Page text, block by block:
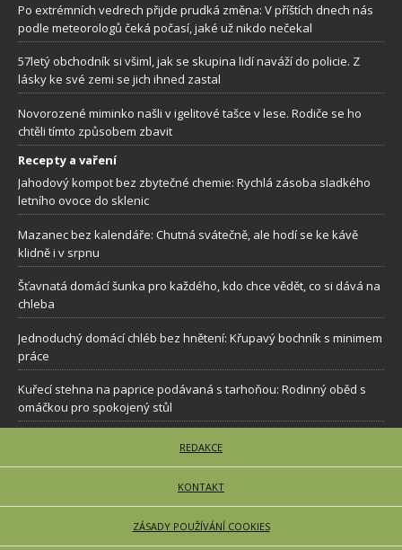
Po extrémních vedrech přijde prudká změna: V příštích dnech nás
podle meteorologů čeká počasí, jaké už nikdo nečekal
57letý obchodník si všiml, jak se skupina lidí naváží do policie. Z
lásky ke své zemi se jich ihned zastal
Novorozené miminko našli v igelitové tašce v lese. Rodiče se ho
chtěli tímto způsobem zbavit
Recepty a vaření
Jahodový kompot bez zbytečné chemie: Rychlá zásoba sladkého
letního ovoce do sklenic
Mazanec bez kalendáře: Chutná svátečně, ale hodí se ke kávě
klidně i v srpnu
Šťavnatá domácí šunka pro každého, kdo chce vědět, co si dává na
chleba
Jednoduchý domácí chléb bez hnětení: Křupavý bochník s minimem
práce
Kuřecí stehna na paprice podávaná s tarhoňou: Rodinný oběd s
omáčkou pro spokojený stůl
REDAKCE
KONTAKT
ZÁSADY POUŽÍVÁNÍ COOKIES